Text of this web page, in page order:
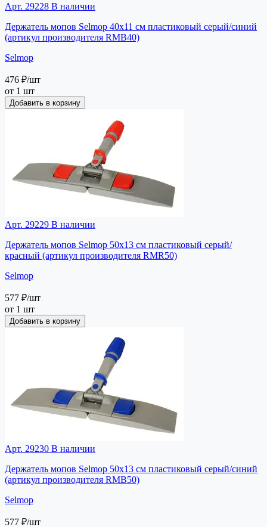
Арт. 29228 В наличии
Держатель мопов Selmop 40х11 см пластиковый серый/синий
(артикул производителя RMB40)
Selmop
476 ₽/шт
от 1 шт
Добавить в корзину
Арт. 29229 В наличии
Держатель мопов Selmop 50х13 см пластиковый серый/
красный (артикул производителя RMR50)
Selmop
577 ₽/шт
от 1 шт
Добавить в корзину
Арт. 29230 В наличии
Держатель мопов Selmop 50х13 см пластиковый серый/синий
(артикул производителя RMB50)
Selmop
577 ₽/шт